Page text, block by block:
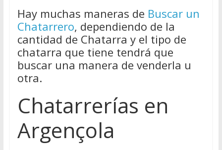
Hay muchas maneras de Buscar un
Chatarrero, dependiendo de la
cantidad de Chatarra y el tipo de
chatarra que tiene tendrá que
buscar una manera de venderla u
otra.
Chatarrerías en
Argençola